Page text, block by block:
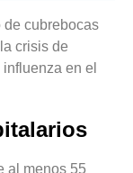
de cubrebocas
crisis de
en el
al menos 55